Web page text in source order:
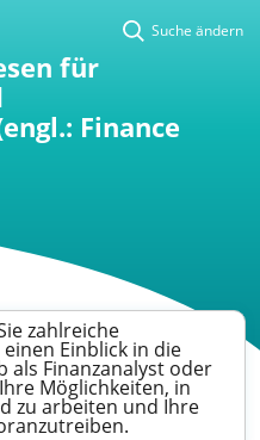
Suche ändern
für
Finance
zahlreiche
Einblick in die
als Finanzanalyst oder
Möglichkeiten, in
zu arbeiten und Ihre